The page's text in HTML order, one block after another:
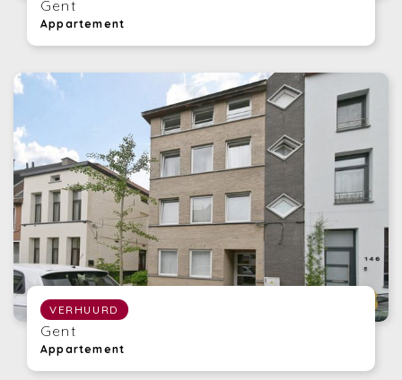
Gent
Appartement
VERHUURD
Gent
Appartement